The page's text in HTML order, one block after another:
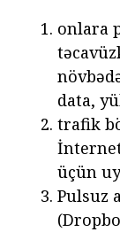
onlara
data,
trafik
üçün
Pulsuz